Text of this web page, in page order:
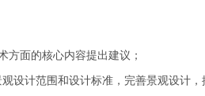
方面的核心内容提出建议；
设计范围和设计标准，完善景观设计，